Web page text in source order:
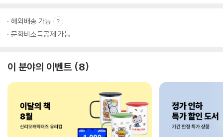
해외배송 가능
문화비소득공제 가능
이 분야의 이벤트 8